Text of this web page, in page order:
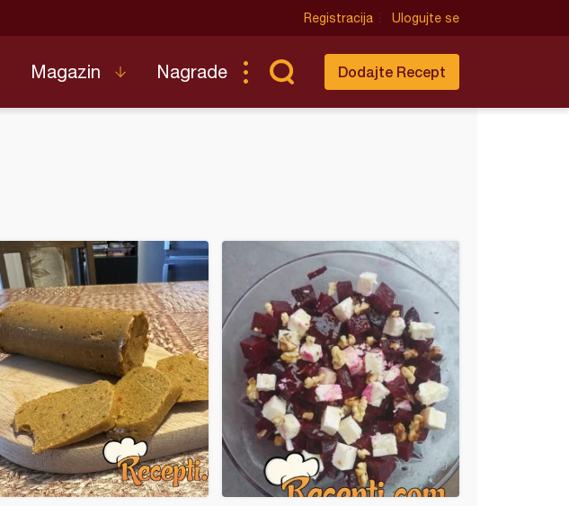
Registracija Ulogujte se
Magazin Nagrade Dodajte Recept